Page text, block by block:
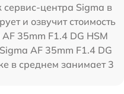
центра Sigma в
и озвучит стоимость
35mm F1.4 DG HSM
AF 35mm F1.4 DG
в среднем занимает 3